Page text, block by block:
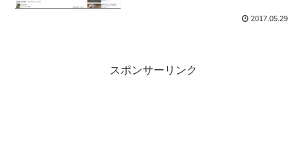
2017.05.29
スポンサーリンク